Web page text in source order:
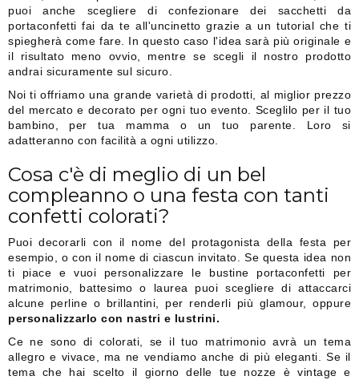
puoi anche scegliere di confezionare dei sacchetti da
portaconfetti fai da te all'uncinetto grazie a un tutorial che ti
spiegherà come fare. In questo caso l'idea sarà più originale e
il risultato meno ovvio, mentre se scegli il nostro prodotto
andrai sicuramente sul sicuro.
Noi ti offriamo una grande varietà di prodotti, al miglior prezzo
del mercato e decorato per ogni tuo evento. Sceglilo per il tuo
bambino, per tua mamma o un tuo parente. Loro si
adatteranno con facilità a ogni utilizzo.
Cosa c'è di meglio di un bel
compleanno o una festa con tanti
confetti colorati?
Puoi decorarli con il nome del protagonista della festa per
esempio, o con il nome di ciascun invitato. Se questa idea non
ti piace e vuoi personalizzare le bustine portaconfetti per
matrimonio, battesimo o laurea puoi scegliere di attaccarci
alcune perline o brillantini, per renderli più glamour, oppure
personalizzarlo con nastri e lustrini.
Ce ne sono di colorati, se il tuo matrimonio avrà un tema
allegro e vivace, ma ne vendiamo anche di più eleganti. Se il
tema che hai scelto il giorno delle tue nozze è vintage e